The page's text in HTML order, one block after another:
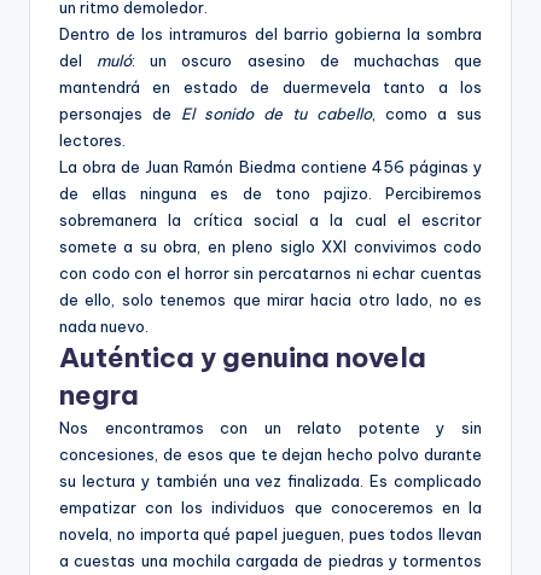
un ritmo demoledor.
Dentro de los intramuros del barrio gobierna la sombra
del muló: un oscuro asesino de muchachas que
mantendrá en estado de duermevela tanto a los
personajes de El sonido de tu cabello, como a sus
lectores.
La obra de Juan Ramón Biedma contiene 456 páginas y
de ellas ninguna es de tono pajizo. Percibiremos
sobremanera la crítica social a la cual el escritor
somete a su obra, en pleno siglo XXI convivimos codo
con codo con el horror sin percatarnos ni echar cuentas
de ello, solo tenemos que mirar hacia otro lado, no es
nada nuevo.
Auténtica y genuina novela
negra
Nos encontramos con un relato potente y sin
concesiones, de esos que te dejan hecho polvo durante
su lectura y también una vez finalizada. Es complicado
empatizar con los individuos que conoceremos en la
novela, no importa qué papel jueguen, pues todos llevan
a cuestas una mochila cargada de piedras y tormentos